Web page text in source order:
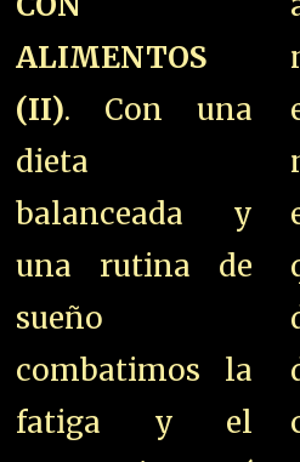
ALIMENTOS
(II). Con una
dieta
balanceada y
una rutina de
sueño
combatimos la
fatiga y el